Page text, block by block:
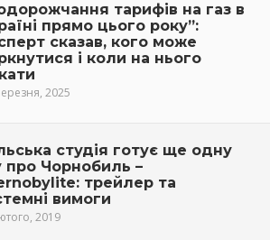
тарифів на газ в
прямо цього року”:
сказав, кого може
і коли на нього
2025
студія готує ще одну
про Чорнобиль –
трейлер та
вимоги
2019